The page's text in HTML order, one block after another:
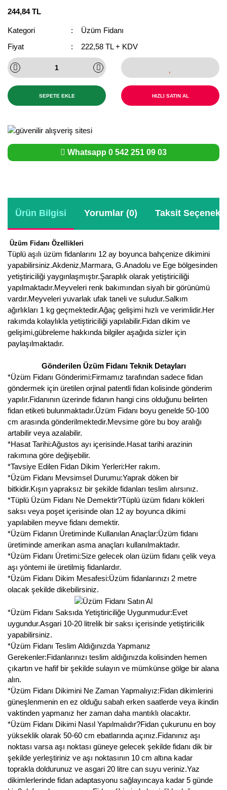
244,84 TL
Kategori
Üzüm Fidanı
Fiyat
222,58 TL + KDV
SEPETE EKLE HIZLI SATIN AL
Whatsapp 0 542 251 09 03
Ürün Bilgisi Yorumlar (0) Taksit
Üzüm Fidanı Özellikleri
Tüplü aşılı üzüm fidanlarını 12 ay boyunca bahçenize dikimini
yapabilirsiniz.Akdeniz,Marmara, G.Anadolu ve Ege bölgesinden
yetiştiriciliği yaygınlaşmıştır.Şaraplık olarak yetiştiriciliği
yapılmaktadır.Meyveleri renk bakımından siyah bir görünümü
vardır.Meyveleri yuvarlak ufak taneli ve suludur.Salkım
ağırlıkları 1 kg geçmektedir.Ağaç gelişimi hızlı ve verimlidir.Her
rakımda kolaylıkla yetiştiriciliği yapılabilir.Fidan dikim ve
gelişimi,gübreleme hakkında bilgiler aşağıda sizler için
paylaşılmaktadır.
Gönderilen Üzüm Fidanı Teknik Detayları
*Üzüm Fidanı Gönderimi:Firmamız tarafından sadece fidan
göndermek için üretilen orjinal patentli fidan kolisinde gönderim
yapılır.Fidanının üzerinde fidanın hangi cins olduğunu belirten
fidan etiketi bulunmaktadır.Üzüm Fidanı boyu genelde 50-100
cm arasında gönderilmektedir.Mevsime göre bu boy aralığı
artabilir veya azalabilir.
*Hasat Tarihi:Ağustos ayı içerisinde.Hasat tarihi arazinin
rakımına göre değişebilir.
*Tavsiye Edilen Fidan Dikim Yerleri:Her rakım.
*Üzüm Fidanı Mevsimsel Durumu:Yaprak döken bir
bitkidir.Kışın yapraksız bir şekilde fidanları teslim alırsınız.
*Tüplü Üzüm Fidanı Ne Demektir?Tüplü üzüm fidanı kökleri
saksı veya poşet içerisinde olan 12 ay boyunca dikimi
yapılabilen meyve fidanı demektir.
*Üzüm Fidanın Üretiminde Kullanılan Anaçlar:Üzüm fidanı
üretiminde amerikan asma anaçları kullanılmaktadır.
*Üzüm Fidanı Üretimi:Size gelecek olan üzüm fidanı çelik veya
aşı yöntemi ile üretilmiş fidanlardır.
*Üzüm Fidanı Dikim Mesafesi:Üzüm fidanlarınızı 2 metre
olacak şekilde dikebilirsiniz.
*Üzüm Fidanı Saksıda Yetiştiriciliğe Uygunmudur:Evet
uygundur.Asgari 10-20 litrelik bir saksı içerisinde yetiştiricilik
yapabilirsiniz.
*Üzüm Fidanı Teslim Aldığınızda Yapmanız
Gerekenler:Fidanlarınızı teslim aldığınızda kolisinden hemen
çıkartın ve hafif bir şekilde sulayın ve mümkünse gölge bir alana
alın.
*Üzüm Fidanı Dikimini Ne Zaman Yapmalıyız:Fidan dikimlerini
güneşlenmenin en ez olduğu sabah erken saatlerde veya ikindin
vaktinden yapmanız her zaman daha mantıklı olacaktır.
*Üzüm Fidanı Dikimi Nasıl Yapılmalıdır?Fidan çukurunu en boy
yükseklik olarak 50-60 cm ebatlarında açınız.Fidanınız aşı
noktası varsa aşı noktası güneye gelecek şekilde fidanı dik bir
şekilde yerleştiriniz ve aşı noktasının 10 cm altına kadar
toprakla doldurunuz ve asgari 20 litre can suyu veriniz.Yaz
dikimlerlerinde fidan adaptasyonu sağlayıncaya kadar 5 günde